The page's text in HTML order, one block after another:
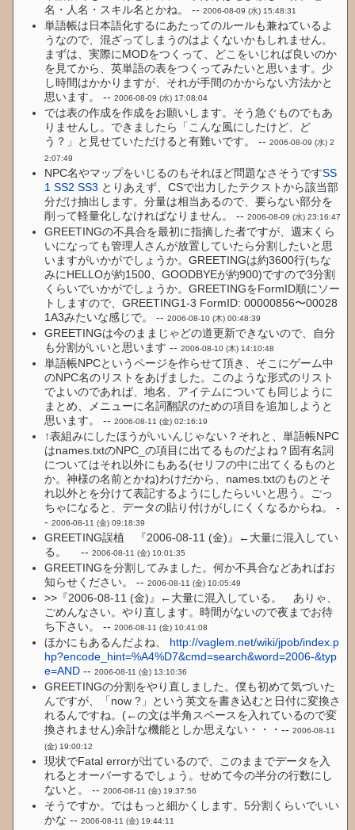
名・人名・スキル名とかね。 --2006-08-09 (水) 15:48:31
単語帳は日本語化するにあたってのルールも兼ねているよ
うなので、混ざってしまうのはよくないかもしれません。
まずは、実際にMODをつくって、どこをいじれば良いのか
を見てから、英単語の表をつくってみたいと思います。少
し時間はかかりますが、それが手間のかからない方法かと
思います。 --2006-08-09 (水) 17:08:04
では表の作成を作成をお願いします。そう急ぐものでもあ
りませんし。できましたら「こんな風にしたけど、ど
う？」と見せていただけると有難いです。 --2006-08-09 (水) 2
2:07:49
NPC名やマップをいじるのもそれほど問題なさそうですSS
1SS2SS3 とりあえず、CSで出力したテクストから該当部
分だけ抽出します。分量は相当あるので、要らない部分を
削って軽量化しなければなりません。 --2006-08-09 (水) 23:16:47
GREETINGの不具合を最初に指摘した者ですが、週末くら
いになっても管理人さんが放置していたら分割したいと思
いますがいかがでしょうか。GREETINGは約3600行(ちな
みにHELLOが約1500、GOODBYEが約900)ですので3分割
くらいでいかがでしょうか。GREETINGをFormID順にソー
トしますので、GREETING1-3 FormID: 00000856〜00028
1A3みたいな感じで。 --2006-08-10 (木) 00:48:39
GREETINGは今のままじゃどの道更新できないので、自分
も分割がいいと思います --2006-08-10 (木) 14:10:48
単語帳NPCというページを作らせて頂き、そこにゲーム中
のNPC名のリストをあげました。このような形式のリスト
でよいのであれば、地名、アイテムについても同じように
まとめ、メニューに名詞翻訳のための項目を追加しようと
思います。 --2006-08-11 (金) 02:16:19
↑表組みにしたほうがいいんじゃない？それと、単語帳NPC
はnames.txtのNPC_の項目に出てるものだよね？固有名詞
についてはそれ以外にもある(セリフの中に出てくるものと
か。神様の名前とかね)わけだから、names.txtのものとそ
れ以外とを分けて表記するようにしたらいいと思う。ごっ
ちゃになると、データの貼り付けがしにくくなるからね。 -
-2006-08-11 (金) 09:18:39
GREETING誤植 『2006-08-11 (金)』←大量に混入してい
る。 --2006-08-11 (金) 10:01:35
GREETINGを分割してみました。何か不具合などあればお
知らせください。 --2006-08-11 (金) 10:05:49
>>『2006-08-11 (金)』←大量に混入している。 ありゃ、
ごめんなさい。やり直します。時間がないので夜までお待
ち下さい。 --2006-08-11 (金) 10:41:08
ほかにもあるんだよね、 http://vaglem.net/wiki/jpob/index.p
hp?encode_hint=%A4%D7&cmd=search&word=2006-&typ
e=AND --2006-08-11 (金) 13:10:36
GREETINGの分割をやり直しました。僕も初めて気づいた
んですが、「now ?」という英文を書き込むと日付に変換さ
れるんですね。(←の文は半角スペースを入れているので変
換されません)余計な機能としか思えない・・・--2006-08-11
(金) 19:00:12
現状でFatal errorが出ているので、このままでデータを入
れるとオーバーするでしょう。せめて今の半分の行数にし
ないと。 --2006-08-11 (金) 19:37:56
そうですか。ではもっと細かくします。5分割くらいでいい
かな --2006-08-11 (金) 19:44:11